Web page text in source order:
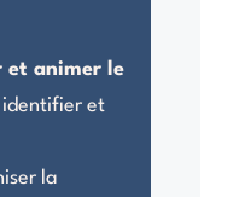
et animer le
identifier et
la